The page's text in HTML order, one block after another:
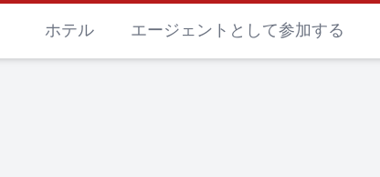
ホテル エージェントとして参加する